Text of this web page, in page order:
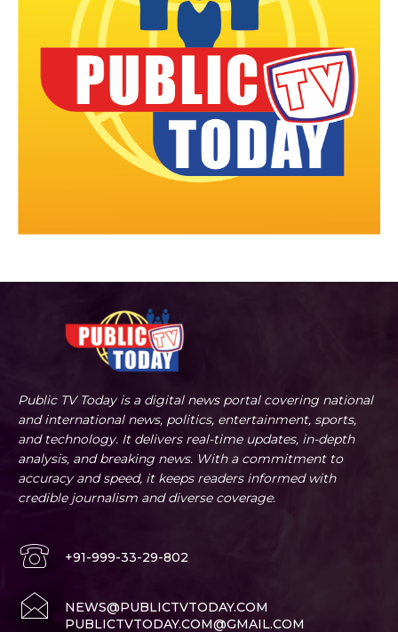
Public TV Today is a digital news portal covering national
and international news, politics, entertainment, sports,
and technology. It delivers real-time updates, in-depth
analysis, and breaking news. With a commitment to
accuracy and speed, it keeps readers informed with
credible journalism and diverse coverage.
+91-999-33-29-802
NEWS@PUBLICTVTODAY.COM
PUBLICTVTODAY.COM@GMAIL.COM